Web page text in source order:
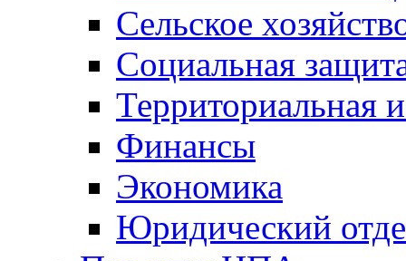
Сельское
Социальная
Территориальная
Финансы
Экономика
Юридический